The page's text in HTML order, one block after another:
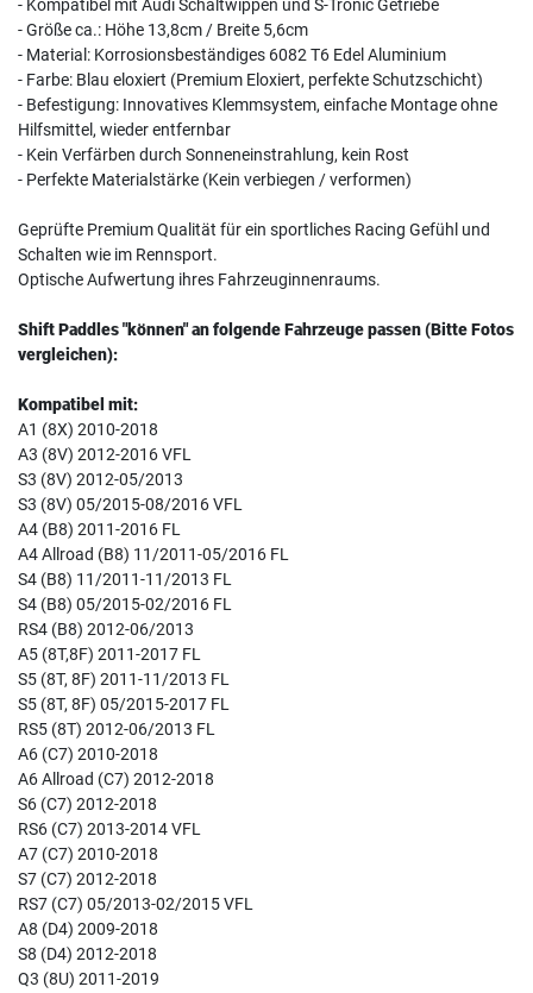
- Kompatibel mit Audi Schaltwippen und S-Tronic Getriebe
- Größe ca.: Höhe 13,8cm / Breite 5,6cm
- Material: Korrosionsbeständiges 6082 T6 Edel Aluminium
- Farbe: Blau eloxiert (Premium Eloxiert, perfekte Schutzschicht)
- Befestigung: Innovatives Klemmsystem, einfache Montage ohne
Hilfsmittel, wieder entfernbar
- Kein Verfärben durch Sonneneinstrahlung, kein Rost
- Perfekte Materialstärke (Kein verbiegen / verformen)
Geprüfte Premium Qualität für ein sportliches Racing Gefühl und
Schalten wie im Rennsport.
Optische Aufwertung ihres Fahrzeuginnenraums.
Shift Paddles "können" an folgende Fahrzeuge passen (Bitte Fotos
vergleichen):
Kompatibel mit:
A1 (8X) 2010-2018
A3 (8V) 2012-2016 VFL
S3 (8V) 2012-05/2013
S3 (8V) 05/2015-08/2016 VFL
A4 (B8) 2011-2016 FL
A4 Allroad (B8) 11/2011-05/2016 FL
S4 (B8) 11/2011-11/2013 FL
S4 (B8) 05/2015-02/2016 FL
RS4 (B8) 2012-06/2013
A5 (8T,8F) 2011-2017 FL
S5 (8T, 8F) 2011-11/2013 FL
S5 (8T, 8F) 05/2015-2017 FL
RS5 (8T) 2012-06/2013 FL
A6 (C7) 2010-2018
A6 Allroad (C7) 2012-2018
S6 (C7) 2012-2018
RS6 (C7) 2013-2014 VFL
A7 (C7) 2010-2018
S7 (C7) 2012-2018
RS7 (C7) 05/2013-02/2015 VFL
A8 (D4) 2009-2018
S8 (D4) 2012-2018
Q3 (8U) 2011-2019